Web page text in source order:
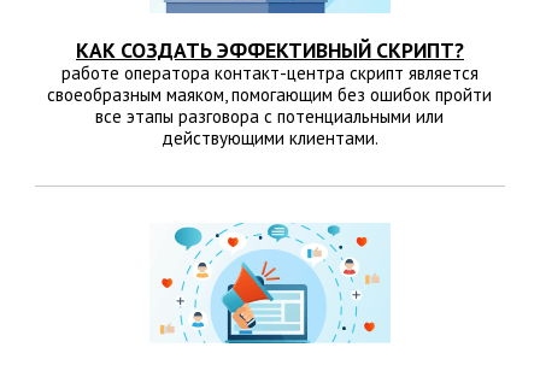
КАК СОЗДАТЬ ЭФФЕКТИВНЫЙ СКРИПТ?
работе оператора контакт-центра скрипт является
своеобразным маяком, помогающим без ошибок пройти
все этапы разговора с потенциальными или
действующими клиентами.